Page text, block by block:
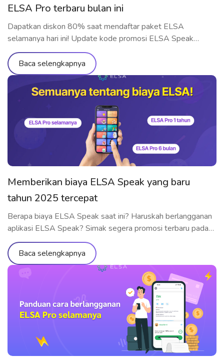
ELSA Pro terbaru bulan ini
Dapatkan diskon 80% saat mendaftar paket ELSA
selamanya hari ini! Update kode promosi ELSA Speak
terbaru dan tercepat bulanan di sini.
Baca selengkapnya
Memberikan biaya ELSA Speak yang baru
tahun 2025 tercepat
Berapa biaya ELSA Speak saat ini? Haruskah berlangganan
aplikasi ELSA Speak? Simak segera promosi terbaru pada
tahun 2023
Baca selengkapnya